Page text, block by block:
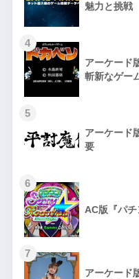
魅力と挑戦
4
アーケード
斬新なゲー
5
アーケード
要
6
AC版『パチ
7
アーケード